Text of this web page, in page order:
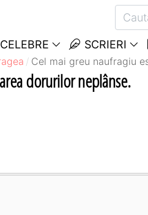
SCRIERI
Cel mai greu naufragiu
dorurilor neplânse.